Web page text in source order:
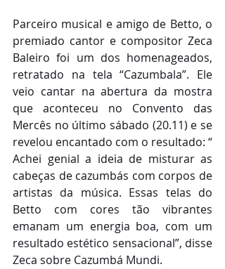
Parceiro musical e amigo de Betto, o
premiado cantor e compositor Zeca
Baleiro foi um dos homenageados,
retratado na tela “Cazumbala”. Ele
veio cantar na abertura da mostra
que aconteceu no Convento das
Mercês no último sábado (20.11) e se
revelou encantado com o resultado: “
Achei genial a ideia de misturar as
cabeças de cazumbás com corpos de
artistas da música. Essas telas do
Betto com cores tão vibrantes
emanam um energia boa, com um
resultado estético sensacional”, disse
Zeca sobre Cazumbá Mundi.